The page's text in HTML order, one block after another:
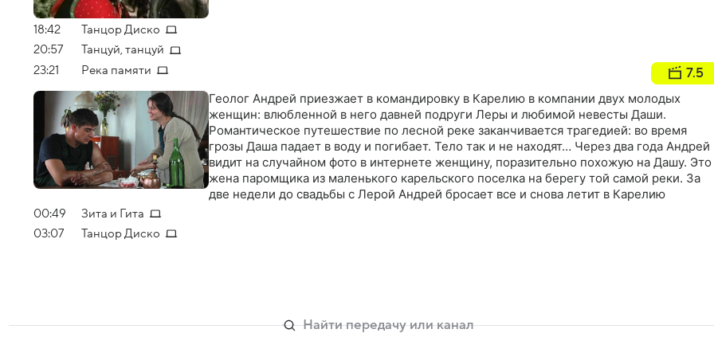
18:42
Танцор Диско
20:57
Танцуй, танцуй
23:21
Река памяти 7.5
Геолог Андрей приезжает в командировку в Карелию в компании двух молодых
женщин: влюбленной в него давней подруги Леры и любимой невесты Даши.
Романтическое путешествие по лесной реке заканчивается трагедией: во время
грозы Даша падает в воду и погибает. Тело так и не находят… Через два года Андрей
видит на случайном фото в интернете женщину, поразительно похожую на Дашу. Это
жена паромщика из маленького карельского поселка на берегу той самой реки. За
две недели до свадьбы с Лерой Андрей бросает все и снова летит в Карелию
00:49
Зита и Гита
03:07
Танцор Диско